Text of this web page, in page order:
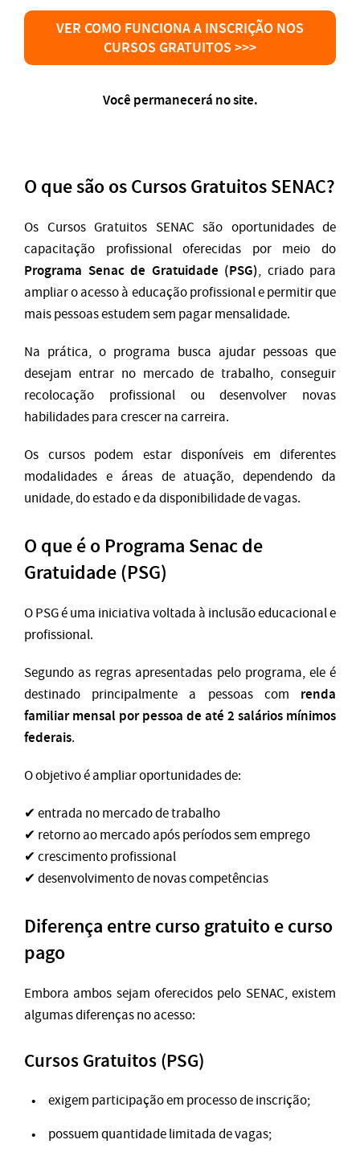
VER COMO FUNCIONA A INSCRIÇÃO NOS
CURSOS GRATUITOS >>>
Você permanecerá no site.
O que são os Cursos Gratuitos SENAC?
Os Cursos Gratuitos SENAC são oportunidades de
capacitação profissional oferecidas por meio do
Programa Senac de Gratuidade (PSG), criado para
ampliar o acesso à educação profissional e permitir que
mais pessoas estudem sem pagar mensalidade.
Na prática, o programa busca ajudar pessoas que
desejam entrar no mercado de trabalho, conseguir
recolocação profissional ou desenvolver novas
habilidades para crescer na carreira.
Os cursos podem estar disponíveis em diferentes
modalidades e áreas de atuação, dependendo da
unidade, do estado e da disponibilidade de vagas.
O que é o Programa Senac de
Gratuidade (PSG)
O PSG é uma iniciativa voltada à inclusão educacional e
profissional.
Segundo as regras apresentadas pelo programa, ele é
destinado principalmente a pessoas com renda
familiar mensal por pessoa de até 2 salários mínimos
federais.
O objetivo é ampliar oportunidades de:
✔ entrada no mercado de trabalho
✔ retorno ao mercado após períodos sem emprego
✔ crescimento profissional
✔ desenvolvimento de novas competências
Diferença entre curso gratuito e curso
pago
Embora ambos sejam oferecidos pelo SENAC, existem
algumas diferenças no acesso:
Cursos Gratuitos (PSG)
exigem participação em processo de inscrição;
possuem quantidade limitada de vagas;